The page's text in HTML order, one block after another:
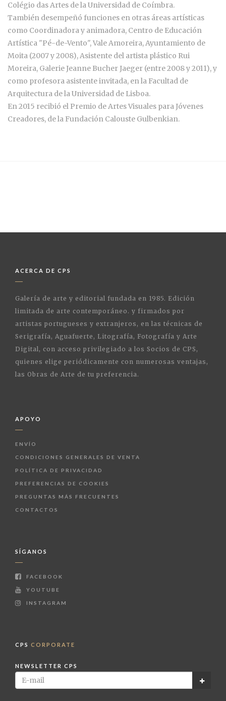
Colégio das Artes de la Universidad de Coímbra.
También desempeñó funciones en otras áreas artísticas
como Coordinadora y animadora, Centro de Educación
Artística "Pé-de-Vento", Vale Amoreira, Ayuntamiento de
Moita (2007 y 2008), Asistente del artista plástico Rui
Moreira, Galerie Jeanne Bucher Jaeger (entre 2008 y 2011), y
como profesora asistente invitada, en la Facultad de
Arquitectura de la Universidad de Lisboa.
En 2015 recibió el Premio de Artes Visuales para Jóvenes
Creadores, de la Fundación Calouste Gulbenkian.
ACERCA DE CPS
Galería de arte y editorial fundada en 1985. Edición
limitada de arte contemporáneo. y firmados por
artistas portugueses y extranjeros, en las técnicas de
Serigrafía, Aguafuerte, Litografía, Fotografía y Arte
Digital, con acceso privilegiado a los Socios de CPS,
quienes elige periódicamente con numerosas ventajas,
las Obras de Arte de tu preferencia.
APOYO
ENVÍO
CONDICIONES GENERALES DE VENTA
POLÍTICA DE PRIVACIDAD
PREFERENCIAS DE COOKIES
PREGUNTAS MÁS FRECUENTES
CONTACTOS
SÍGANOS
FACEBOOK
YOUTUBE
INSTAGRAM
CPS CORPORATE
NEWSLETTER CPS